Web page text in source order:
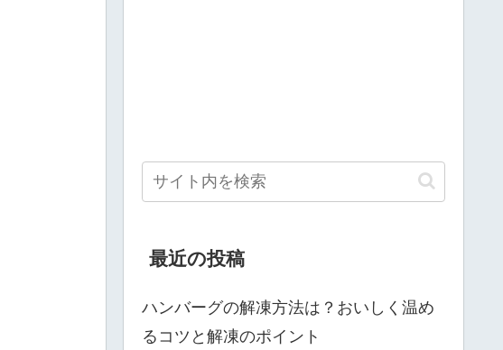
最近の投稿
ハンバーグの解凍方法は？おいしく温め
るコツと解凍のポイント